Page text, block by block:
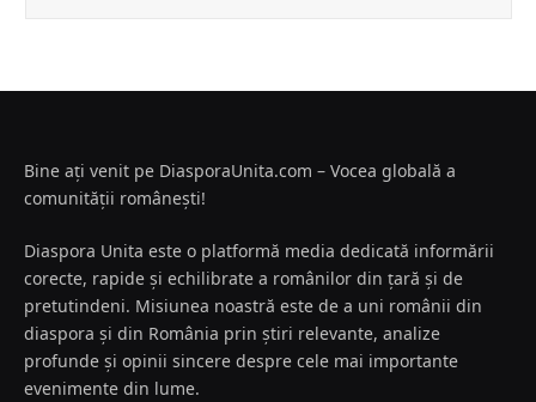
Bine ați venit pe DiasporaUnita.com – Vocea globală a
comunității românești!
Diaspora Unita este o platformă media dedicată informării
corecte, rapide și echilibrate a românilor din țară și de
pretutindeni. Misiunea noastră este de a uni românii din
diaspora și din România prin știri relevante, analize
profunde și opinii sincere despre cele mai importante
evenimente din lume.